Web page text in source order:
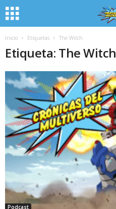
Inicio Etiquetas The Witch
Etiqueta: The Witch
Podcast